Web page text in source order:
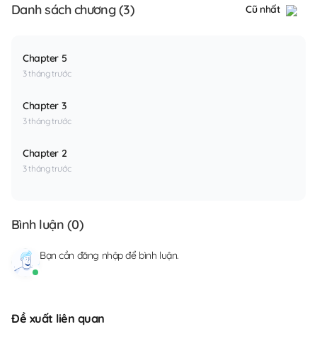
Danh sách chương (3) Cũ nhất
Chapter 5
3 tháng trước
Chapter 3
3 tháng trước
Chapter 2
3 tháng trước
Bình luận (0)
Bạn cần đăng nhậpđể bình luận.
Đề xuất liên quan